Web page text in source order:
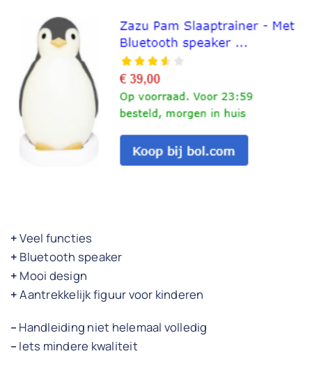
+Veel functies
+ Bluetooth speaker
+ Mooi design
+Aantrekkelijk figuur voor kinderen
– Handleiding niet helemaal volledig
– Iets mindere kwaliteit